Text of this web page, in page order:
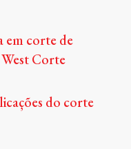
em corte de
Corte
do corte